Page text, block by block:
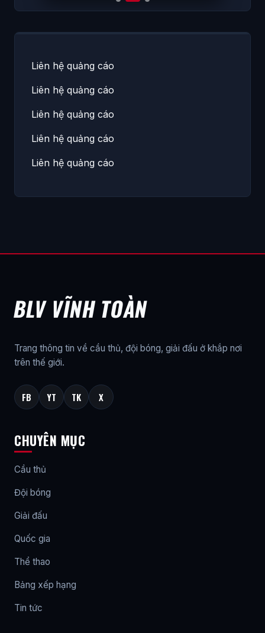
Liên hệ quảng cáo
Liên hệ quảng cáo
Liên hệ quảng cáo
Liên hệ quảng cáo
Liên hệ quảng cáo
BLV VĨNH TOÀN
Trang thông tin về cầu thủ, đội bóng, giải đấu ở khắp nơi
trên thế giới.
FB YT TK X
CHUYÊN MỤC
Cầu thủ
Đội bóng
Giải đấu
Quốc gia
Thể thao
Bảng xếp hạng
Tin tức